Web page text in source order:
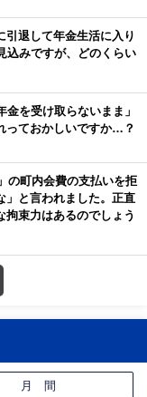
引退して年金生活に入り
込みですが、どのくらい
金を受け取らないまま」
っておかしいですか…？
の町内会費の支払いを拒
」と言われました。正直
拘束力はあるのでしょう
月 間